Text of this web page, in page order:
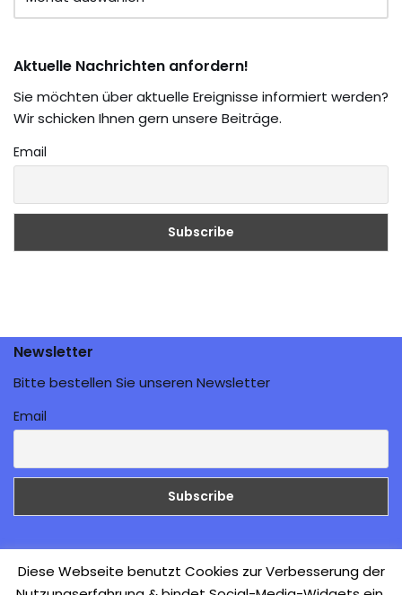
Aktuelle Nachrichten anfordern!
Sie möchten über aktuelle Ereignisse informiert werden?
Wir schicken Ihnen gern unsere Beiträge.
Email
Newsletter
Bitte bestellen Sie unseren Newsletter
Email
Galerie
Diese Webseite benutzt Cookies zur Verbesserung der